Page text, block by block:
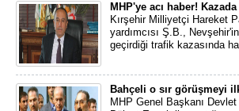
MHP'ye acı haber!
Kırşehir Milliyetçi Hareket
yardımcısı Ş.B.,
geçirdiği trafik kazasında
Bahçeli o sır görüşmeyi
MHP Genel Başkanı